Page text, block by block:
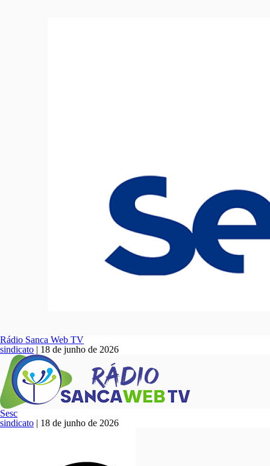
Rádio Sanca Web TV
sindicato | 18 de junho de 2026
Sesc
sindicato | 18 de junho de 2026